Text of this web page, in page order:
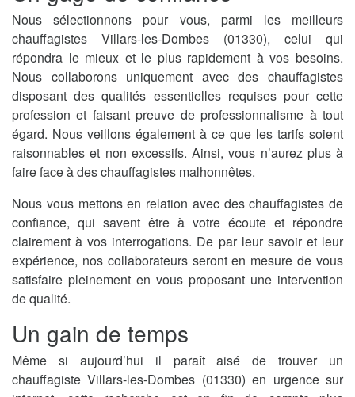
Nous sélectionnons pour vous, parmi les meilleurs
chauffagistes Villars-les-Dombes (01330), celui qui
répondra le mieux et le plus rapidement à vos besoins.
Nous collaborons uniquement avec des chauffagistes
disposant des qualités essentielles requises pour cette
profession et faisant preuve de professionnalisme à tout
égard. Nous veillons également à ce que les tarifs soient
raisonnables et non excessifs. Ainsi, vous n’aurez plus à
faire face à des chauffagistes malhonnêtes.
Nous vous mettons en relation avec des chauffagistes de
confiance, qui savent être à votre écoute et répondre
clairement à vos interrogations. De par leur savoir et leur
expérience, nos collaborateurs seront en mesure de vous
satisfaire pleinement en vous proposant une intervention
de qualité.
Un gain de temps
Même si aujourd’hui il paraît aisé de trouver un
chauffagiste Villars-les-Dombes (01330) en urgence sur